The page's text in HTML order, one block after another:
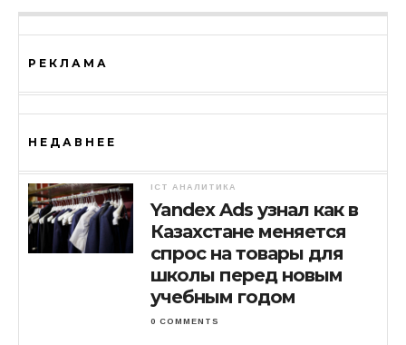
РЕКЛАМА
НЕДАВНЕЕ
ICT АНАЛИТИКА
Yandex Ads узнал как в
Казахстане меняется
спрос на товары для
школы перед новым
учебным годом
0 COMMENTS